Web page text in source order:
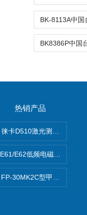
热销产品
徕卡D510激光测距仪
E61/E62低频电磁场强度分析
FP-30MK2C型甲醛检测仪